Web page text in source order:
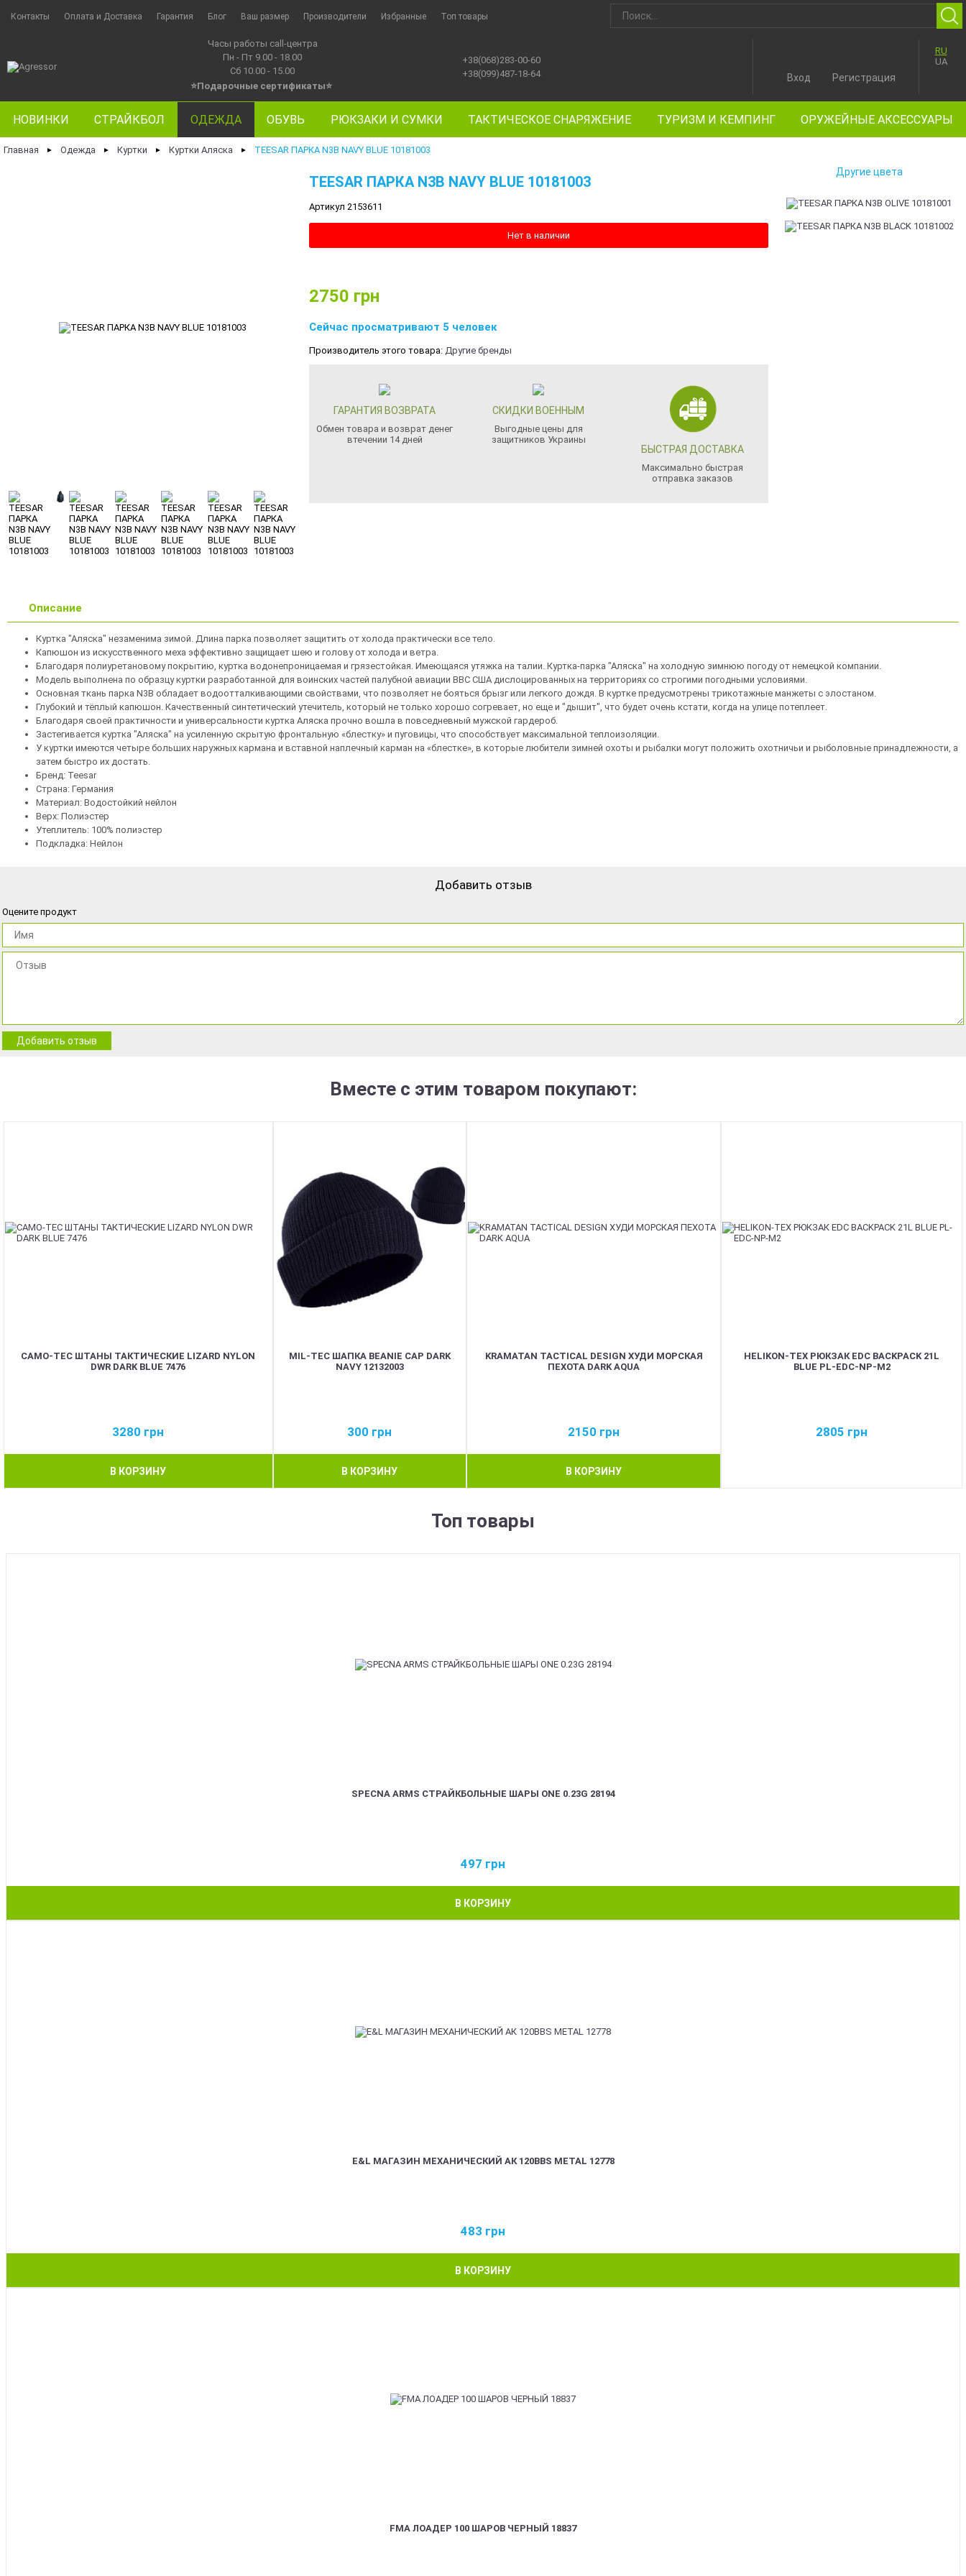
Контакты Оплата и Доставка Гарантия Блог Ваш размер Производители Избранные Топ товары
Часы работы call-центра
Пн - Пт 9.00 - 18.00
Сб 10.00 - 15.00
⭐Подарочные сертификаты⭐
+38(068)283-00-60
+38(099)487-18-64
RU
UA
Вход Регистрация
НОВИНКИ СТРАЙКБОЛ ОДЕЖДА ОБУВЬ РЮКЗАКИ И СУМКИ ТАКТИЧЕСКОЕ СНАРЯЖЕНИЕ ТУРИЗМ И КЕМПИНГ ОРУЖЕЙНЫЕ АКСЕССУАРЫ
Главная ► Одежда ► Куртки ► Куртки Аляска ► TEESAR ПАРКА N3B NAVY BLUE 10181003
TEESAR ПАРКА N3B NAVY BLUE 10181003
Артикул 2153611
Нет в наличии
2750 грн
Сейчас просматривают 5 человек
Производитель этого товара: Другие бренды
ГАРАНТИЯ ВОЗВРАТА
Обмен товара и возврат денег
втечении 14 дней
СКИДКИ ВОЕННЫМ
Выгодные цены для
защитников Украины
БЫСТРАЯ ДОСТАВКА
Максимально быстрая
отправка заказов
Другие цвета
Описание
Куртка "Аляска" незаменима зимой. Длина парка позволяет защитить от холода практически все тело.
Капюшон из искусственного меха эффективно защищает шею и голову от холода и ветра.
Благодаря полиуретановому покрытию, куртка водонепроницаемая и грязестойкая. Имеющаяся утяжка на талии. Куртка-парка "Аляска" на холодную зимнюю погоду от немецкой компании.
Модель выполнена по образцу куртки разработанной для воинских частей палубной авиации ВВС США дислоцированных на территориях со строгими погодными условиями.
Основная ткань парка N3B обладает водоотталкивающими свойствами, что позволяет не бояться брызг или легкого дождя. В куртке предусмотрены трикотажные манжеты с элостаном.
Глубокий и тёплый капюшон. Качественный синтетический утечитель, который не только хорошо согревает, но еще и "дышит", что будет очень кстати, когда на улице потеплеет.
Благодаря своей практичности и универсальности куртка Аляска прочно вошла в повседневный мужской гардероб.
Застегивается куртка "Аляска" на усиленную скрытую фронтальную «блестку» и пуговицы, что способствует максимальной теплоизоляции.
У куртки имеются четыре больших наружных кармана и вставной наплечный карман на «блестке», в которые любители зимней охоты и рыбалки могут положить охотничьи и рыболовные принадлежности, а
затем быстро их достать.
Бренд: Teesar
Страна: Германия
Материал: Водостойкий нейлон
Верх: Полиэстер
Утеплитель: 100% полиэстер
Подкладка: Нейлон
Добавить отзыв
Оцените продукт
Добавить отзыв
Вместе с этим товаром покупают:
CAMO-TEC ШТАНЫ ТАКТИЧЕСКИЕ LIZARD NYLON
DWR DARK BLUE 7476
3280 грн
В КОРЗИНУ
MIL-TEC ШАПКА BEANIE CAP DARK
NAVY 12132003
300 грн
В КОРЗИНУ
KRAMATAN TACTICAL DESIGN ХУДИ МОРСКАЯ
ПЕХОТА DARK AQUA
2150 грн
В КОРЗИНУ
HELIKON-TEX РЮКЗАК EDC BACKPACK 21L
BLUE PL-EDC-NP-M2
2805 грн
Топ товары
SPECNA ARMS СТРАЙКБОЛЬНЫЕ ШАРЫ ONE 0.23G 28194
497 грн
В КОРЗИНУ
E&L МАГАЗИН МЕХАНИЧЕСКИЙ АК 120BBS METAL 12778
483 грн
В КОРЗИНУ
FMA ЛОАДЕР 100 ШАРОВ ЧЕРНЫЙ 18837